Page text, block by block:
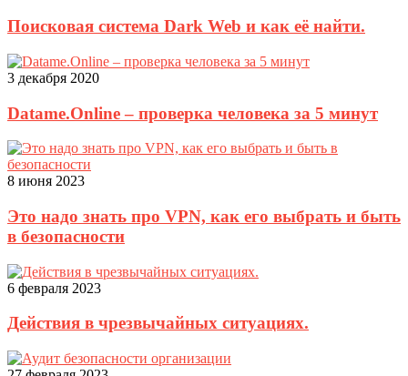
Поисковая система Dark Web и как её найти.
3 декабря 2020
Datame.Online – проверка человека за 5 минут
8 июня 2023
Это надо знать про VPN, как его выбрать и быть
в безопасности
6 февраля 2023
Действия в чрезвычайных ситуациях.